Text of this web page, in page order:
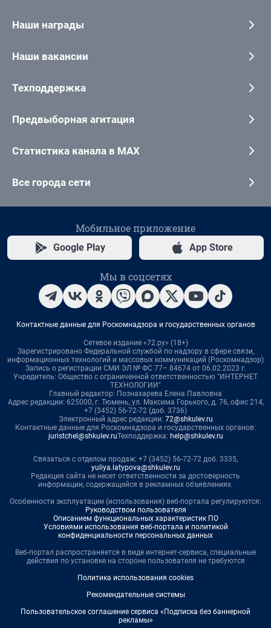
Наши награды
Наши вакансии
Техподдержка
Предвыборная агитация
Статистика канала в MAX
Все города сети
Мобильное приложение
Google Play App Store
Мы в соцсетях
Контактные данные для Роскомнадзора и государственных органов
Сетевое издание «72.ру» (18+)
Зарегистрировано Федеральной службой по надзору в сфере связи,
информационных технологий и массовых коммуникаций (Роскомнадзор)
Запись о регистрации СМИ ЭЛ № ФС 77– 84674 от 06.02.2023 г.
Учредитель: Общество с ограниченной ответственностью "ИНТЕРНЕТ
ТЕХНОЛОГИИ"
Главный редактор: Познахарева Елена Павловна
Адрес редакции: 625000, г. Тюмень, ул. Максима Горького, д. 76, офис 214,
+7 (3452) 56-72-72 (доб. 3736)
Электронный адрес редакции: 72@shkulev.ru
Контактные данные для Роскомнадзора и государственных органов:
juristchel@shkulev.ruТехподдержка: help@shkulev.ru
Связаться с отделом продаж: +7 (3452) 56-72-72 доб. 3335,
yuliya.latypova@shkulev.ru
Редакция сайта не несет ответственности за достоверность
информации, содержащейся в рекламных объявлениях.
Особенности эксплуатации (использования) веб-портала регулируются:
Руководством пользователя
Описанием функциональных характеристик ПО
Условиями использования веб-портала и политикой
конфиденциальности персональных данных
Веб-портал распространяется в виде интернет-сервиса, специальные
действия по установке на стороне пользователя не требуются
Политика использования cookies
Рекомендательные системы
Пользовательское соглашение сервиса «Подписка без баннерной
рекламы»